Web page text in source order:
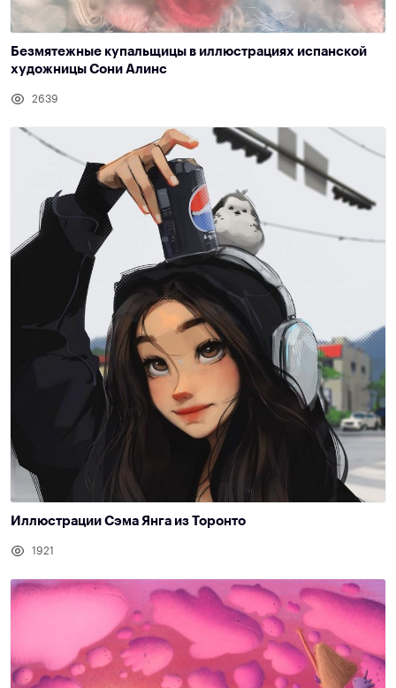
Безмятежные купальщицы в иллюстрациях испанской
художницы Сони Алинс
2639
Иллюстрации Сэма Янга из Торонто
1921